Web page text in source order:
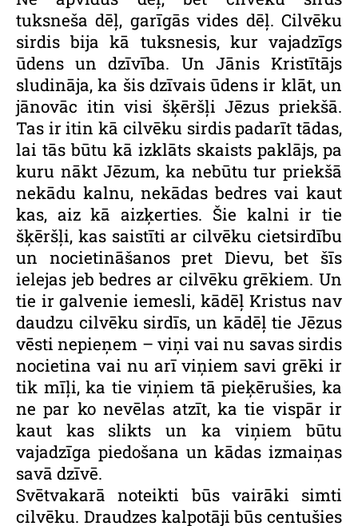
tuksneša dēļ, garīgās vides dēļ. Cilvēku
sirdis bija kā tuksnesis, kur vajadzīgs
ūdens un dzīvība. Un Jānis Kristītājs
sludināja, ka šis dzīvais ūdens ir klāt, un
jānovāc itin visi šķēršļi Jēzus priekšā.
Tas ir itin kā cilvēku sirdis padarīt tādas,
lai tās būtu kā izklāts skaists paklājs, pa
kuru nākt Jēzum, ka nebūtu tur priekšā
nekādu kalnu, nekādas bedres vai kaut
kas, aiz kā aizķerties. Šie kalni ir tie
šķēršļi, kas saistīti ar cilvēku cietsirdību
un nocietināšanos pret Dievu, bet šīs
ielejas jeb bedres ar cilvēku grēkiem. Un
tie ir galvenie iemesli, kādēļ Kristus nav
daudzu cilvēku sirdīs, un kādēļ tie Jēzus
vēsti nepieņem – viņi vai nu savas sirdis
nocietina vai nu arī viņiem savi grēki ir
tik mīļi, ka tie viņiem tā pieķērušies, ka
ne par ko nevēlas atzīt, ka tie vispār ir
kaut kas slikts un ka viņiem būtu
vajadzīga piedošana un kādas izmaiņas
savā dzīvē.
Svētvakarā noteikti būs vairāki simti
cilvēku. Draudzes kalpotāji būs centušies